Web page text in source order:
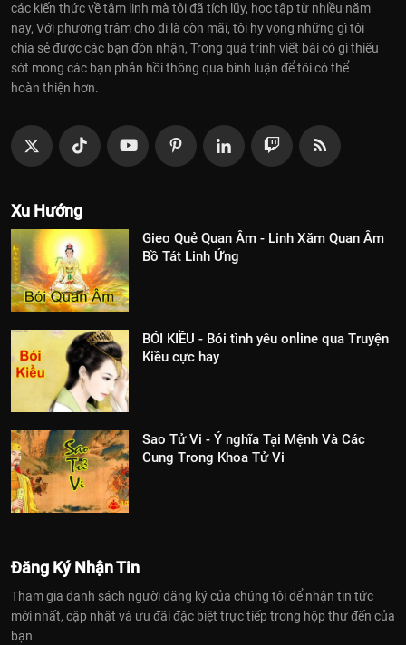
các kiến thức về tâm linh mà tôi đã tích lũy, học tập từ nhiều năm
nay, Với phương trâm cho đi là còn mãi, tôi hy vọng những gì tôi
chia sẻ được các bạn đón nhận, Trong quá trình viết bài có gì thiếu
sót mong các bạn phản hồi thông qua bình luận để tôi có thể
hoàn thiện hơn.
Xu Hướng
Gieo Quẻ Quan Âm - Linh Xăm Quan Âm
Bồ Tát Linh Ứng
BÓI KIỀU - Bói tình yêu online qua Truyện
Kiều cực hay
Sao Tử Vi - Ý nghĩa Tại Mệnh Và Các
Cung Trong Khoa Tử Vi
Đăng Ký Nhận Tin
Tham gia danh sách người đăng ký của chúng tôi để nhận tin tức
mới nhất, cập nhật và ưu đãi đặc biệt trực tiếp trong hộp thư đến của
bạn